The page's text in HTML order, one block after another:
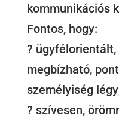
kommunikációs
Fontos, hogy:
?
megbízható,
személyiség
? szívesen,